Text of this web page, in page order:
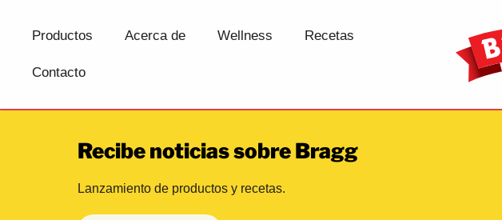
Productos Acerca de Wellness Recetas
Contacto
Recibe noticias sobre Bragg
Lanzamiento de productos y recetas.